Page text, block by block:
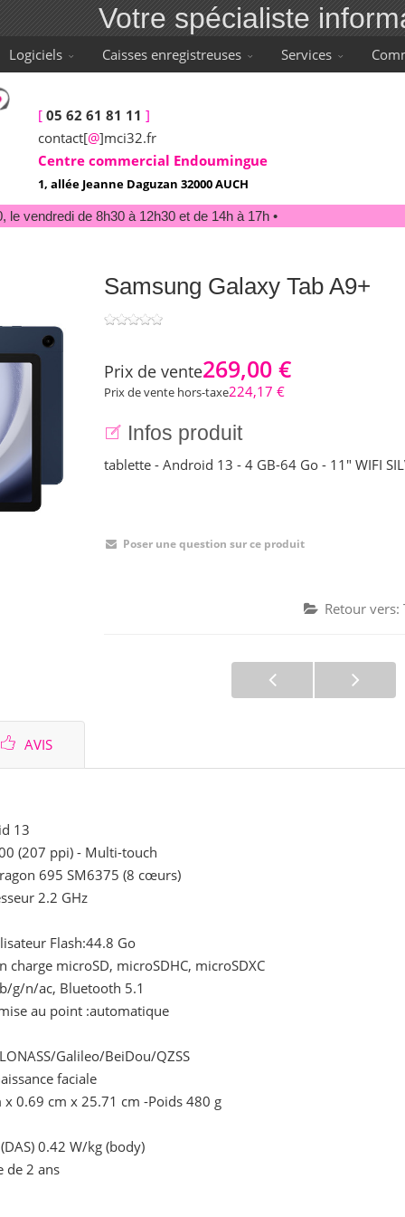
Votre spécialiste
Logiciels Caisses enregistreuses Services
[ 05 62 61 81 11 ]
contact[@]mci32.fr
Centre commercial Endoumingue
1, allée Jeanne Daguzan 32000 AUCH
vendredi de 8h30 à 12h30 et de 14h à 17h •
Samsung Galaxy Tab A9+
Prix ​​de vente269,00 €
Prix de vente hors-taxe224,17 €
Infos produit
tablette - Android 13 - 4 GB-64 Go - 11" WIFI
Poser une question sur ce produit
Retour
AVIS
13
(207 ppi) - Multi-touch
695 SM6375 (8 cœurs)
2.2 GHz
Flash:44.8 Go
charge microSD, microSDHC, microSDXC
g/n/ac, Bluetooth 5.1
au point :automatique
Galileo/BeiDou/QZSS
faciale
0.69 cm x 25.71 cm -Poids 480 g
0.42 W/kg (body)
de 2 ans